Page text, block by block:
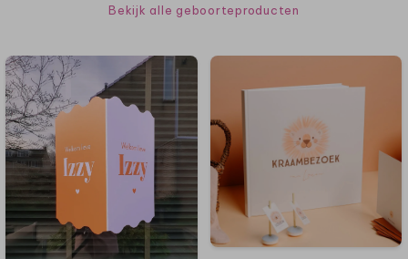
Bekijk alle geboorteproducten